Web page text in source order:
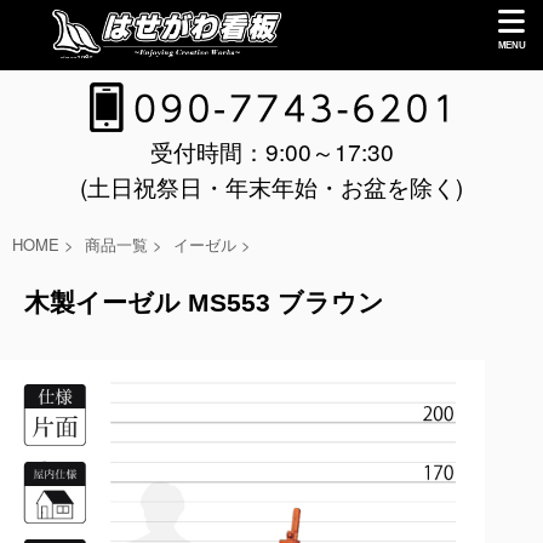
受付時間：9:00～17:30
(土日祝祭日・年末年始・お盆を除く)
HOME > 商品一覧 > イーゼル >
木製イーゼル MS553 ブラウン